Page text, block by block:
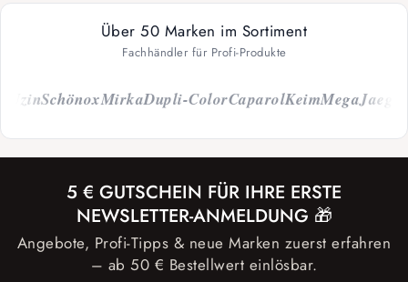
Über 50 Marken im Sortiment
Fachhändler für Profi-Produkte
SchönoxMirkaDupli-ColorCaparolKeimMegaJaeger
5 € GUTSCHEIN FÜR IHRE ERSTE
NEWSLETTER-ANMELDUNG 🎁
Angebote, Profi-Tipps & neue Marken zuerst erfahren
– ab 50 € Bestellwert einlösbar.